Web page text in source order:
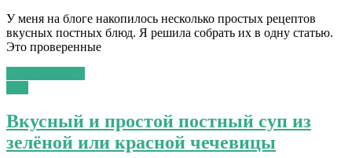
У меня на блоге накопилось несколько простых рецептов
вкусных постных блюд. Я решила собрать их в одну статью.
Это проверенные
Вкусный и простой постный суп из
зелёной или красной чечевицы